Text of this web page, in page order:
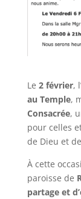
Le 2 février,
au Temple,
Consacrée,
pour celles
de Dieu et
À cette
paroisse de
partage et